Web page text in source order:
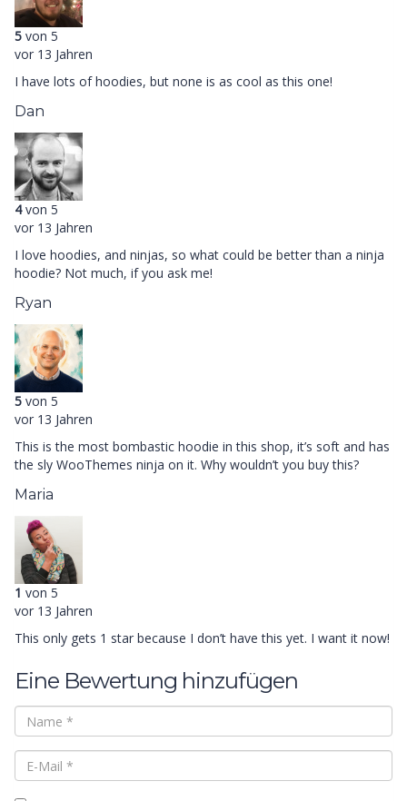
5 von 5
vor 13 Jahren
I have lots of hoodies, but none is as cool as this one!
Dan
4von 5
vor 13 Jahren
I love hoodies, and ninjas, so what could be better than a ninja
hoodie? Not much, if you ask me!
Ryan
5 von 5
vor 13 Jahren
This is the most bombastic hoodie in this shop, it’s soft and has
the sly WooThemes ninja on it. Why wouldn’t you buy this?
Maria
1 von 5
vor 13 Jahren
This only gets 1 star because I don’t have this yet. I want it now!
Eine Bewertung hinzufügen